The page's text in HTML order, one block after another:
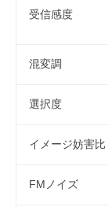
受信感度
混変調
選択度
イメージ妨害比
FMノイズ